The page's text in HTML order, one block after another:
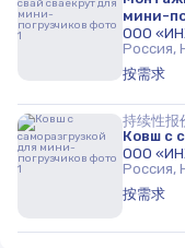
мини-
ООО
Россия,
按需求
持续性报
Ковш с
ООО
Россия,
按需求